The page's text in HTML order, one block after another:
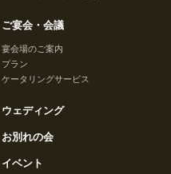
ご宴会・会議
宴会場のご案内
プラン
ケータリングサービス
ウェディング
お別れの会
イベント